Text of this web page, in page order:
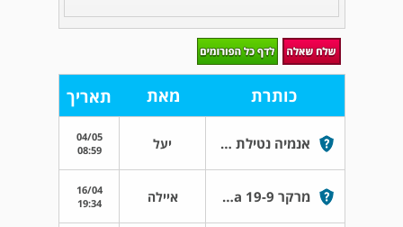
כותרת מאת תאריך
אנמיה נטילת פריפול יעל
04/05
08:59
מרקר ca 19-9 מטפס בלי הפסקה איילה
16/04
19:34